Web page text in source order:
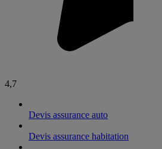
4,7
Devis assurance auto
Devis assurance habitation